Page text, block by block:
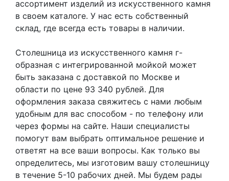
ассортимент изделий из искусственного камня
в своем каталоге. У нас есть собственный
склад, где всегда есть товары в наличии.
Столешница из искусственного камня г-
образная с интегрированной мойкой может
быть заказана с доставкой по Москве и
области по цене 93 340 рублей. Для
оформления заказа свяжитесь с нами любым
удобным для вас способом - по телефону или
через формы на сайте. Наши специалисты
помогут вам выбрать оптимальное решение и
ответят на все ваши вопросы. Как только вы
определитесь, мы изготовим вашу столешницу
в течение 5-10 рабочих дней. Мы будем рады